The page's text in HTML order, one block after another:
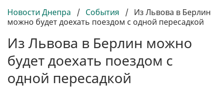
Новости Днепра / События / Из Львова в Берлин
можно будет доехать поездом с одной пересадкой
Из Львова в Берлин можно
будет доехать поездом с
одной пересадкой